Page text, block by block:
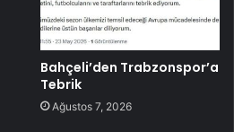
Bahçeli’den Trabzonspor’a
Tebrik
Ağustos 7, 2026